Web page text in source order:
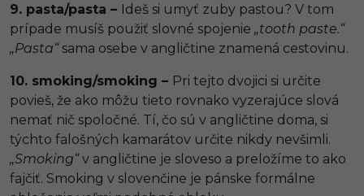
9. pasta/pasta – Ideš si umyť zuby pastou? V tom
prípade musíš použiť slovné spojenie „tooth paste.“
„Pasta“sama osebe v angličtine znamená cestovinu.
10. smoking/smoking – Pri tejto dvojici si určite
povieš, že ako môžu tieto rovnako vyzerajúce slová
nemať nič spoločné. Tí, čo sú v angličtine doma, si
týchto falošných kamarátov určite nikdy nevšimli.
„Smoking“v angličtine je sloveso a preložíme to ako
fajčiť. Smoking v slovenčine je pánske formálne